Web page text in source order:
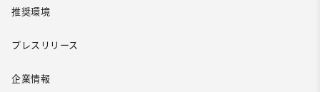
推奨環境
プレスリリース
企業情報